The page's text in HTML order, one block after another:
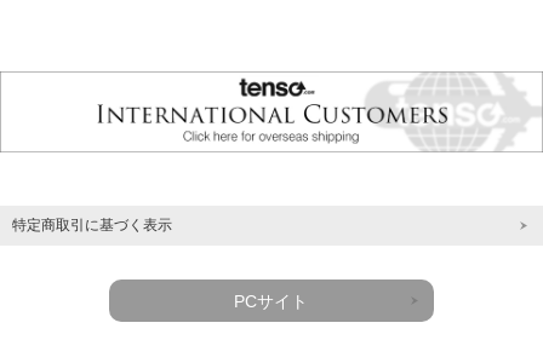
特定商取引に基づく表示
PCサイト